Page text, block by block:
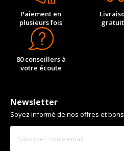
Paiement en
plusieurs fois
80 conseillers à
votre écoute
Newsletter
Soyez informé de nos offres et